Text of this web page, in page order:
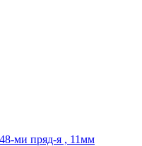
ми пряд-я , 11мм